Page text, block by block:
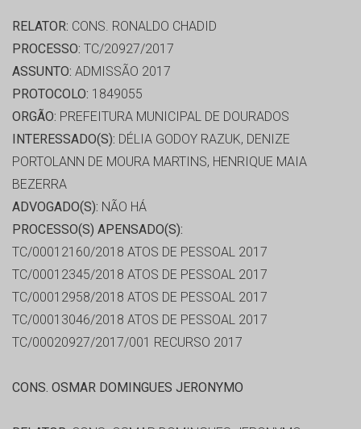
RELATOR: CONS. RONALDO CHADID
PROCESSO: TC/20927/2017
ASSUNTO: ADMISSÃO 2017
PROTOCOLO: 1849055
ORGÃO: PREFEITURA MUNICIPAL DE DOURADOS
INTERESSADO(S): DÉLIA GODOY RAZUK, DENIZE
PORTOLANN DE MOURA MARTINS, HENRIQUE MAIA
BEZERRA
ADVOGADO(S): NÃO HÁ
PROCESSO(S) APENSADO(S):
TC/00012160/2018 ATOS DE PESSOAL 2017
TC/00012345/2018 ATOS DE PESSOAL 2017
TC/00012958/2018 ATOS DE PESSOAL 2017
TC/00013046/2018 ATOS DE PESSOAL 2017
TC/00020927/2017/001 RECURSO 2017
CONS. OSMAR DOMINGUES JERONYMO